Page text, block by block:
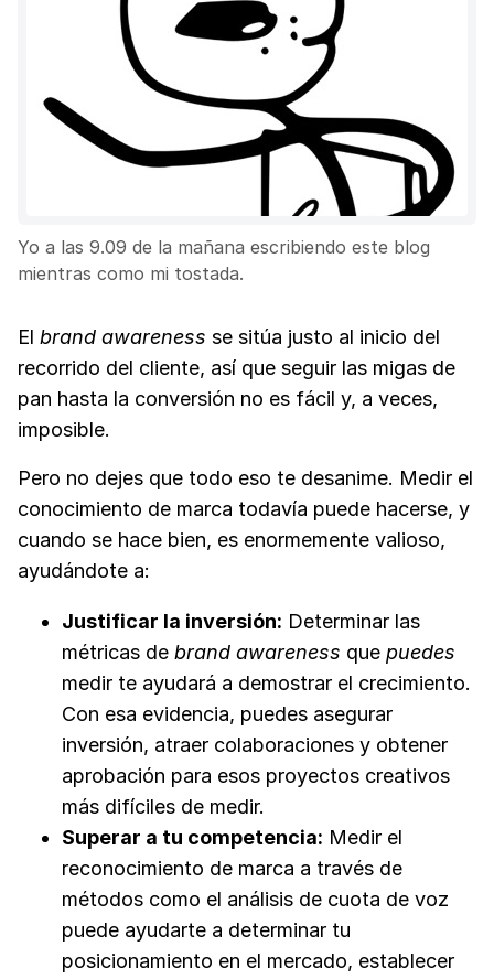
Yo a las 9.09 de la mañana escribiendo este blog
mientras como mi tostada.
El brand awareness se sitúa justo al inicio del
recorrido del cliente, así que seguir las migas de
pan hasta la conversión no es fácil y, a veces,
imposible.
Pero no dejes que todo eso te desanime. Medir el
conocimiento de marca todavía puede hacerse, y
cuando se hace bien, es enormemente valioso,
ayudándote a:
Justificar la inversión: Determinar las
métricas de brand awareness que puedes
medir te ayudará a demostrar el crecimiento.
Con esa evidencia, puedes asegurar
inversión, atraer colaboraciones y obtener
aprobación para esos proyectos creativos
más difíciles de medir.
Superar a tu competencia: Medir el
reconocimiento de marca a través de
métodos como el análisis de cuota de voz
puede ayudarte a determinar tu
posicionamiento en el mercado, establecer